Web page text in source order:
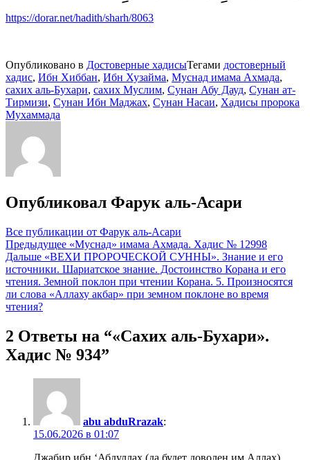
https://dorar.net/hadith/sharh/8063
Опубликовано в Достоверные хадисыТегами достоверный
хадис, Ибн Хиббан, Ибн Хузайма, Муснад имама Ахмада,
сахих аль-Бухари, сахих Муслим, Сунан Абу Дауд, Сунан ат-
Тирмизи, Сунан Ибн Маджах, Сунан Насаи, Хадисы пророка
Мухаммада
Опубликовал Фарук аль-Асари
Все публикации от Фарук аль-Асари
Навигация
по
записям
Предыдущее «Муснад» имама Ахмада. Хадис № 12998
Дальше «ВЕХИ ПРОРОЧЕСКОЙ СУННЫ». Знание и его
источники. Шариатское знание. Достоинство Корана и его
чтения. Земной поклон при чтении Корана. 5. Произносятся
ли слова «Аллаху акбар» при земном поклоне во время
чтения?
2 Ответы на “«Сахих аль-Бухари».
Хадис № 934”
abu abduRrazak:
15.06.2026 в 01:07
Джабир ибн ‘Абдуллах (да будет доволен им Аллах)